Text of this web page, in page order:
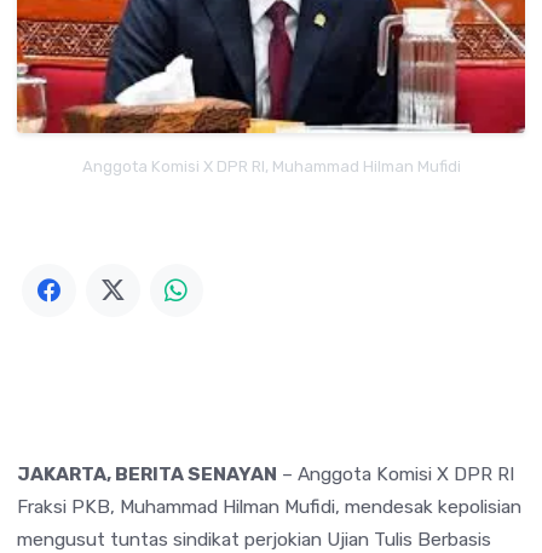
Anggota Komisi X DPR RI, Muhammad Hilman Mufidi
JAKARTA, BERITA SENAYAN – Anggota Komisi X DPR RI
Fraksi PKB, Muhammad Hilman Mufidi, mendesak kepolisian
mengusut tuntas sindikat perjokian Ujian Tulis Berbasis